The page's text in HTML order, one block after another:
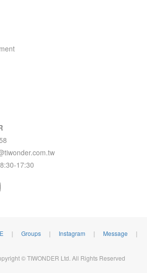
17:30
｜ Groups｜ Instagram ｜ Message ｜
© TIWONDER Ltd. All Rights Reserved